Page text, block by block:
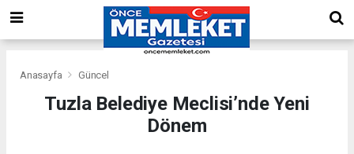
Anasayfa Güncel
Tuzla Belediye Meclisi’nde Yeni
Dönem